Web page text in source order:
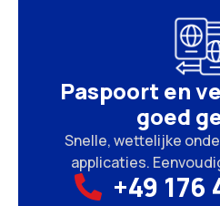
Paspoort en
goed
Snelle, wettelijke
applicaties.
+49 176